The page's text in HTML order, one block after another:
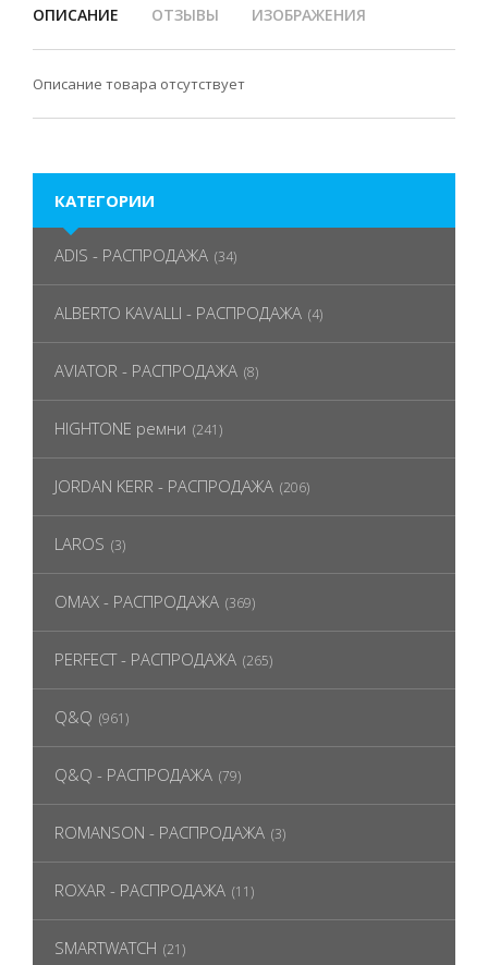
ОПИСАНИЕ ОТЗЫВЫ ИЗОБРАЖЕНИЯ
Описание товара отсутствует
КАТЕГОРИИ
ADIS - РАСПРОДАЖА (34)
ALBERTO KAVALLI - РАСПРОДАЖА (4)
AVIATOR - РАСПРОДАЖА (8)
HIGHTONE ремни (241)
JORDAN KERR - РАСПРОДАЖА (206)
LAROS (3)
OMAX - РАСПРОДАЖА (369)
PERFECT - РАСПРОДАЖА (265)
Q&Q (961)
Q&Q - РАСПРОДАЖА (79)
ROMANSON - РАСПРОДАЖА (3)
ROXAR - РАСПРОДАЖА (11)
SMARTWATCH (21)